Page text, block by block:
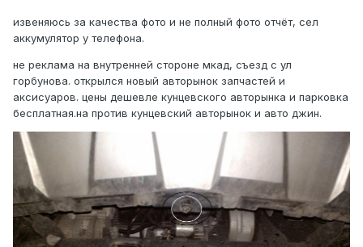
извеняюсь за качества фото и не полный фото отчёт, сел
аккумулятор у телефона.
не реклама на внутренней стороне мкад, съезд с ул
горбунова. открылся новый авторынок запчастей и
аксисуаров. цены дешевле кунцевского авторынка и парковка
бесплатная.на против кунцевский авторынок и авто джин.